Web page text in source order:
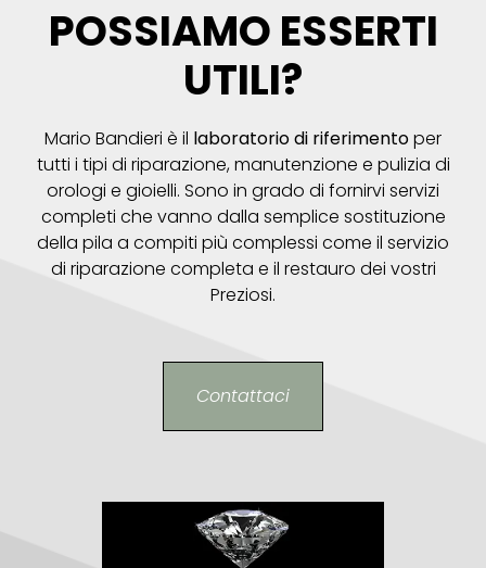
POSSIAMO ESSERTI
UTILI?
Mario Bandieri è il laboratorio di riferimentoper
tutti i tipi di riparazione, manutenzione e pulizia di
orologi e gioielli. Sono in grado di fornirvi servizi
completi che vanno dalla semplice sostituzione
della pila a compiti più complessi come il servizio
di riparazione completa e il restauro dei vostri
Preziosi.
Contattaci